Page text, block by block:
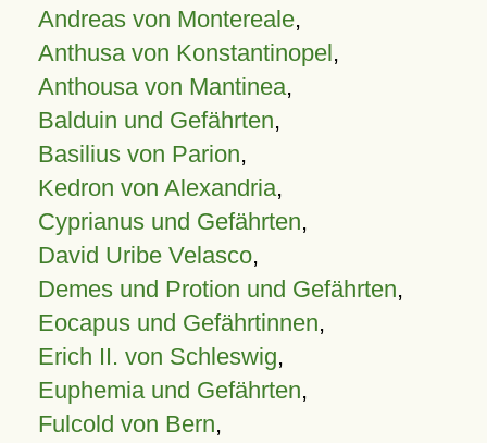
Andreas von Montereale,
Anthusa von Konstantinopel,
Anthousa von Mantinea,
Balduin und Gefährten,
Basilius von Parion,
Kedron von Alexandria,
Cyprianus und Gefährten,
David Uribe Velasco,
Demes und Protion und Gefährten,
Eocapus und Gefährtinnen,
Erich II. von Schleswig,
Euphemia und Gefährten,
Fulcold von Bern,